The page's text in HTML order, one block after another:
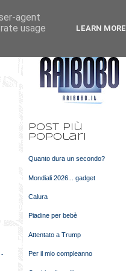
-
Post più
popolari
Quanto dura un secondo?
Mondiali 2026... gadget
Calura
Piadine per bebè
Attentato a Trump
Per il mio compleanno
agent
usage
LEARN MORE